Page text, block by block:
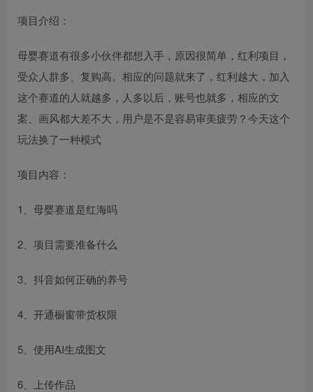
项目介绍：
母婴赛道有很多小伙伴都想入手，原因很简单，红利项目，
受众人群多、复购高。相应的问题就来了，红利越大，加入
这个赛道的人就越多，人多以后，账号也就多，相应的文
案、画风都大差不大，用户是不是容易审美疲劳？今天这个
玩法换了一种模式
项目内容：
1、母婴赛道是红海吗
2、项目需要准备什么
3、抖音如何正确的养号
4、开通橱窗带货权限
5、使用AI生成图文
6、上传作品